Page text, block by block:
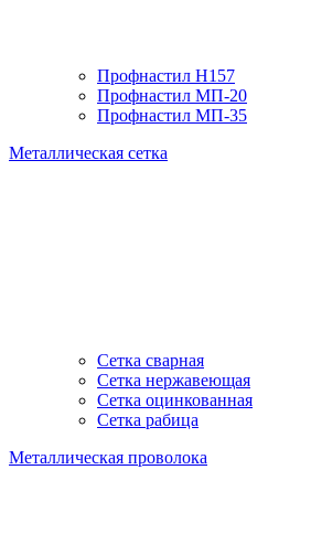
Профнастил H157
Профнастил МП-20
Профнастил МП-35
Металлическая сетка
Сетка сварная
Сетка нержавеющая
Сетка оцинкованная
Сетка рабица
Металлическая проволока